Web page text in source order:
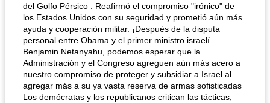
del Golfo Pérsico . Reafirmó el compromiso "irónico" de
los Estados Unidos con su seguridad y prometió aún más
ayuda y cooperación militar. ¡Después de la disputa
personal entre Obama y el primer ministro israelí
Benjamin Netanyahu, podemos esperar que la
Administración y el Congreso agreguen aún más acero a
nuestro compromiso de proteger y subsidiar a Israel al
agregar más a su ya vasta reserva de armas sofisticadas
Los demócratas y los republicanos critican las tácticas,